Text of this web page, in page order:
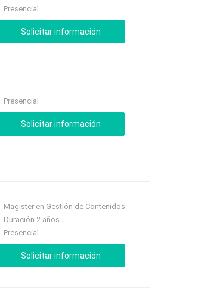
Presencial
Presencial
Magister en Gestión de Contenidos
Duración 2 años
Presencial